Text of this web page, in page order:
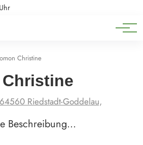
Christine
Riedstadt-Goddelau,
Beschreibung…